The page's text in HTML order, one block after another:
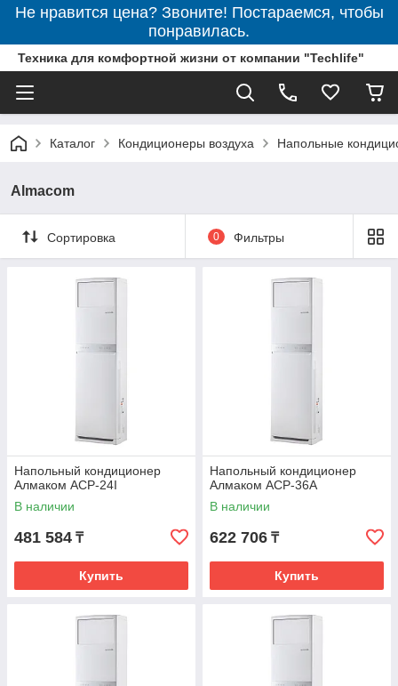
Не нравится цена? Звоните! Постараемся, чтобы
понравилась.
Техника для комфортной жизни от компании "Techlife"
Каталог Кондиционеры воздуха Напольные
Almacom
Сортировка 0 Фильтры
Напольный кондиционер
Алмаком ACP-24I
В наличии
481 584 ₸
Купить
Напольный кондиционер
Алмаком ACP-36A
В наличии
622 706 ₸
Купить